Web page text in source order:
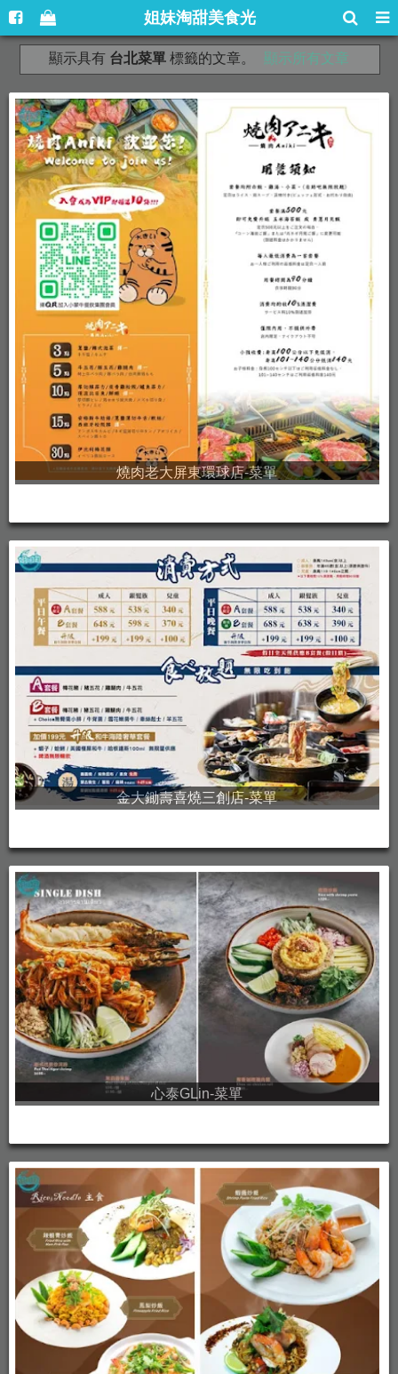
姐妹淘甜美食光
顯示具有 台北菜單標籤的文章。 顯示所有文章
燒肉老大屏東環球店-菜單
金大鋤壽喜燒三創店-菜單
心泰GLin-菜單